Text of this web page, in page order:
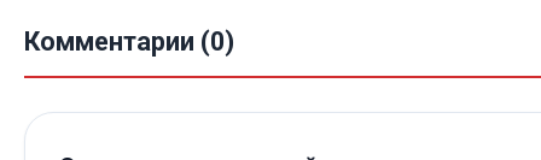
Комментарии (0)